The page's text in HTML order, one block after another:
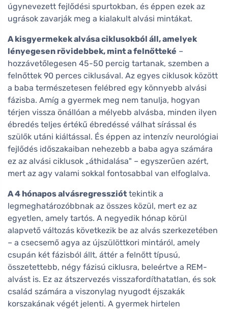
úgynevezett fejlődési spurtokban, és éppen ezek az
ugrások zavarják meg a kialakult alvási mintákat.
A kisgyermekek alvása ciklusokból áll, amelyek
lényegesen rövidebbek, mint a felnőtteké –
hozzávetőlegesen 45-50 percig tartanak, szemben a
felnőttek 90 perces ciklusával. Az egyes ciklusok között
a baba természetesen felébred egy könnyebb alvási
fázisba. Amíg a gyermek meg nem tanulja, hogyan
térjen vissza önállóan a mélyebb alvásba, minden ilyen
ébredés teljes értékű ébredéssé válhat sírással és
szülők utáni kiáltással. És éppen az intenzív neurológiai
fejlődés időszakaiban nehezebb a baba agya számára
ez az alvási ciklusok „áthidalása" – egyszerűen azért,
mert az agy valami sokkal fontosabbal van elfoglalva.
A 4 hónapos alvásregressziót tekintik a
legmeghatározóbbnak az összes közül, mert ez az
egyetlen, amely tartós. A negyedik hónap körül
alapvető változás következik be az alvás szerkezetében
– a csecsemő agya az újszülöttkori mintáról, amely
csupán két fázisból állt, áttér a felnőtt típusú,
összetettebb, négy fázisú ciklusra, beleértve a REM-
alvást is. Ez az átszervezés visszafordíthatatlan, és sok
család számára a viszonylag nyugodt éjszakák
korszakának végét jelenti. A gyermek hirtelen